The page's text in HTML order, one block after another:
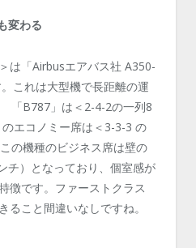
変わる
は「Airbusエアバス社 A350-
これは大型機で長距離の運
「B787」は＜2-4-2の一列8
エコノミー席は＜3-3-3 の
の機種のビジネス席は壁の
チ）となっており、個室感が
徴です。ファーストクラス
ること間違いなしですね。